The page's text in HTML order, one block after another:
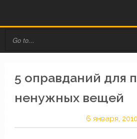
5 оправданий для
ненужных вещей
6 января, 2010